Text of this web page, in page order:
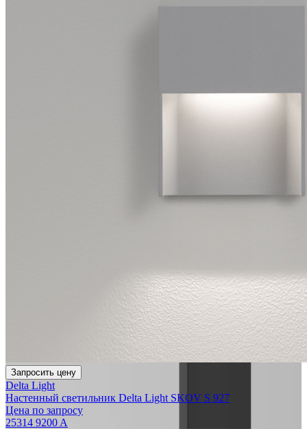
Запросить цену
Delta Light
Настенный светильник Delta Light SKOV S 927
Цена по запросу
25314 9200 A